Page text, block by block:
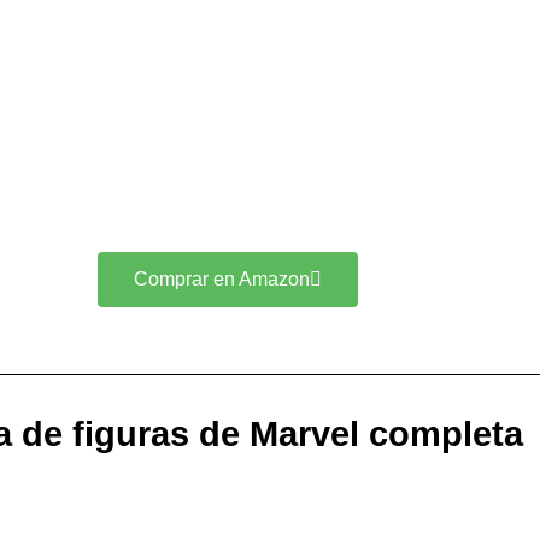
Comprar en Amazon
de figuras de Marvel completa